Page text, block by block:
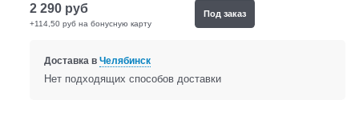
2 290 руб
+114,50 руб на бонусную карту
Под заказ
Доставка в Челябинск
Нет подходящих способов доставки